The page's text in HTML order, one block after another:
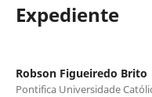
Expediente
Robson Figueiredo Brito
Pontifica Universidade